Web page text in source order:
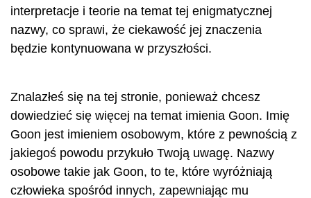
interpretacje i teorie na temat tej enigmatycznej
nazwy, co sprawi, że ciekawość jej znaczenia
będzie kontynuowana w przyszłości.
Znalazłeś się na tej stronie, ponieważ chcesz
dowiedzieć się więcej na temat imienia Goon. Imię
Goon jest imieniem osobowym, które z pewnością z
jakiegoś powodu przykuło Twoją uwagę. Nazwy
osobowe takie jak Goon, to te, które wyróżniają
człowieka spośród innych, zapewniając mu